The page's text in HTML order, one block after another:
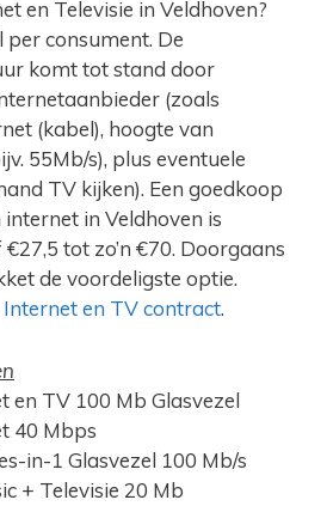
en Televisie in Veldhoven?
consument. De
komt tot stand door
(zoals
(kabel), hoogte van
55Mb/s), plus eventuele
TV kijken). Een goedkoop
in Veldhoven is
tot zo’n €70. Doorgaans
de voordeligste optie.
Internet en TV contract.
en TV 100 Mb Glasvezel
40 Mbps
in-1 Glasvezel 100 Mb/s
+ Televisie 20 Mb